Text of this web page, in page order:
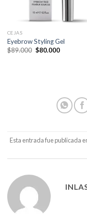
CEJAS
Eyebrow Styling Gel
$89.000 El
$80.000El
Esta entrada fue publicada